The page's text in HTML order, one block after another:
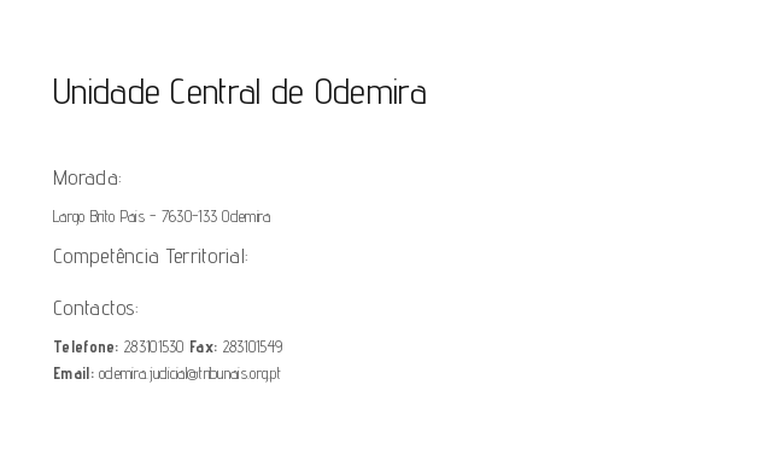
Unidade Central de Odemira
Morada:
Largo Brito Pais - 7630-133 Odemira
Competência Territorial:
Contactos:
Telefone: 283101530 Fax: 283101549
Email:odemira.judicial@tribunais.org.pt